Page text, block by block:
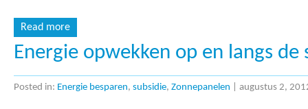
Read more
Energie opwekken op en langs de
Posted in: Energie besparen, subsidie, Zonnepanelen augustus 2,